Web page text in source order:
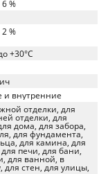
%
%
+30°C
внутренние
отделки, для
отделки, для
дома, для забора,
для фундамента,
для камина, для
печи, для бани,
для ванной, в
для стен, для улицы,